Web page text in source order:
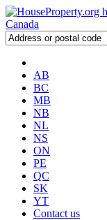
AB
BC
MB
NB
NL
NS
ON
PE
QC
SK
YT
Contact us